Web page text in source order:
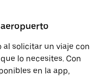
solicitar un viaje con
lo necesites. Con
en la app,